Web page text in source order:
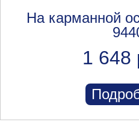
На карманной
1 648